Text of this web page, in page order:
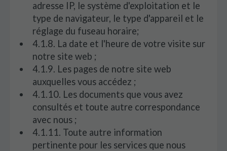
adresse IP, le système d'exploitation et le
type de navigateur, le type d'appareil et le
réglage du fuseau horaire;
4.1.8. La date et l'heure de votre visite sur
notre site web ;
4.1.9. Les pages de notre site web
auxquelles vous accédez ;
4.1.10. Les documents que vous avez
consultés et toute autre correspondance
avec nous ;
4.1.11. Toute autre information
pertinente pour les services que nous